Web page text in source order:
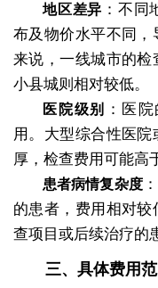
地区差异 ：不同
布及物价水平不同
来说，一线城市的检
小县城则相对较低。
医院级别
：医
用。大型综合性医
厚，检查费用可能高
患者病情复杂度
的患者，费用相对
查项目或后续治疗的
三、具体费用范